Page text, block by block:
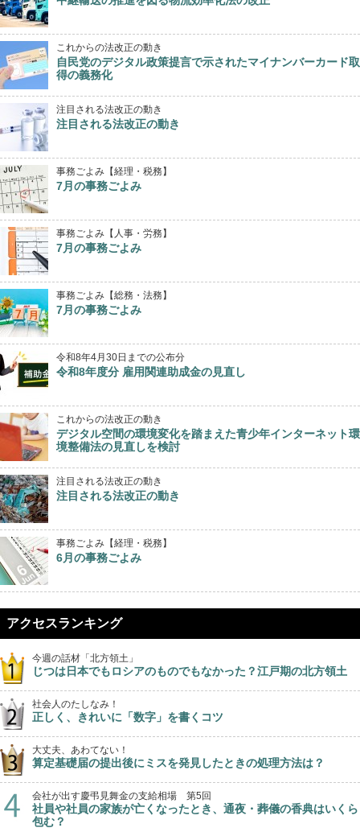
これからの法改正の動き
自民党のデジタル政策提言で示されたマイナンバーカード取
得の義務化
注目される法改正の動き
注目される法改正の動き
事務ごよみ【経理・税務】
7月の事務ごよみ
事務ごよみ【人事・労務】
7月の事務ごよみ
事務ごよみ【総務・法務】
7月の事務ごよみ
令和8年4月30日までの公布分
令和8年度分 雇用関連助成金の見直し
これからの法改正の動き
デジタル空間の環境変化を踏まえた青少年インターネット環
境整備法の見直しを検討
注目される法改正の動き
注目される法改正の動き
事務ごよみ【経理・税務】
6月の事務ごよみ
アクセスランキング
今週の話材「北方領土」
じつは日本でもロシアのものでもなかった？江戸期の北方領土
社会人のたしなみ！
正しく、きれいに「数字」を書くコツ
大丈夫、あわてない！
算定基礎届の提出後にミスを発見したときの処理方法は？
会社が出す慶弔見舞金の支給相場 第5回
社員や社員の家族が亡くなったとき、通夜・葬儀の香典はいくら
包む？